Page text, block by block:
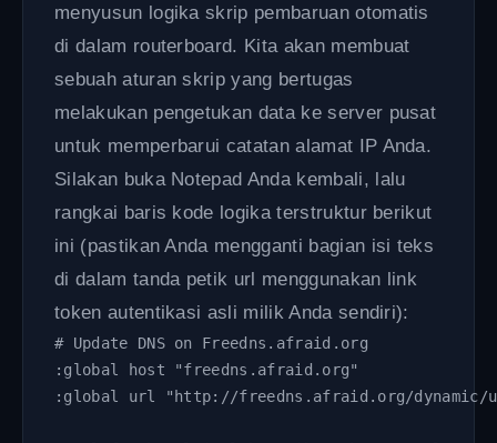
menyusun logika skrip pembaruan otomatis
di dalam routerboard. Kita akan membuat
sebuah aturan skrip yang bertugas
melakukan pengetukan data ke server pusat
untuk memperbarui catatan alamat IP Anda.
Silakan buka Notepad Anda kembali, lalu
rangkai baris kode logika terstruktur berikut
ini (pastikan Anda mengganti bagian isi teks
di dalam tanda petik url menggunakan link
token autentikasi asli milik Anda sendiri):
# Update DNS on Freedns.afraid.org
:global host "freedns.afraid.org"
:global url "http://freedns.afraid.org/dynamic/